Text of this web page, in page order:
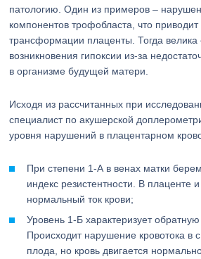
патологию. Один из примеров –
компонентов трофобласта, что
трансформации плаценты. Тогда велика
возникновения гипоксии из-за
в организме будущей матери.
Исходя из рассчитанных при
специалист по акушерской
уровня нарушений в плацентарном
При степени 1-А в венах матки
индекс резистентности. В плаценте
нормальный ток крови;
Уровень 1-Б характеризует
Происходит нарушение кровотока в
плода, но кровь двигается